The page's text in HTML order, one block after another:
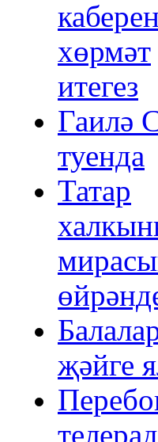
каберен
хөрмәт
итегез
Гаилә
туенда
Татар
җәйге